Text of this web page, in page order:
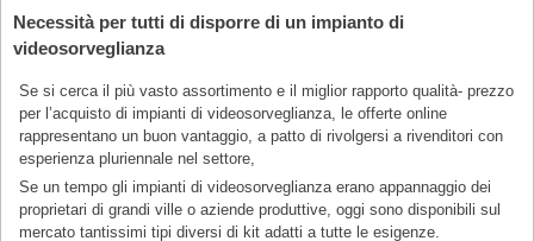
Necessità per tutti di disporre di un impianto di
videosorveglianza
Se si cerca il più vasto assortimento e il miglior rapporto qualità- prezzo
per l’acquisto di impianti di videosorveglianza, le offerte online
rappresentano un buon vantaggio, a patto di rivolgersi a rivenditori con
esperienza pluriennale nel settore,
Se un tempo gli impianti di videosorveglianza erano appannaggio dei
proprietari di grandi ville o aziende produttive, oggi sono disponibili sul
mercato tantissimi tipi diversi di kit adatti a tutte le esigenze.